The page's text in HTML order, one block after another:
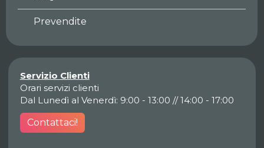
Prevendite
Servizio Clienti
Orari servizi clienti
Dal Lunedì al Venerdì: 9:00 - 13:00 // 14:00 - 17:00
Contattaci!